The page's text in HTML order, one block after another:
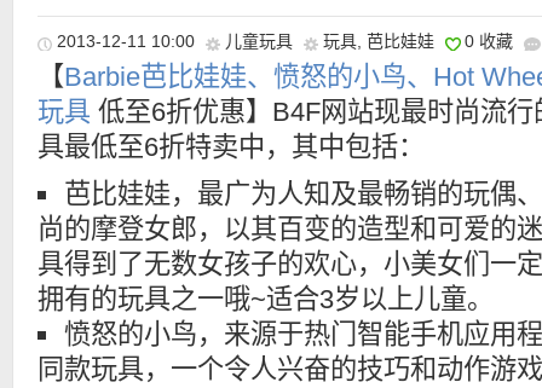
2013-12-11 10:00 儿童玩具 玩具 芭比娃娃 0 收藏
【Barbie芭比娃娃、愤怒的小鸟、Hot
玩具 低至6折优惠】B4F网站现最时尚流行
具最低至6折特卖中，其中包括：
芭比娃娃，最广为人知及最畅销的玩偶
尚的摩登女郎，以其百变的造型和可爱的
具得到了无数女孩子的欢心，小美女们一
拥有的玩具之一哦~适合3岁以上儿童。
愤怒的小鸟，来源于热门智能手机应用
同款玩具，一个令人兴奋的技巧和动作游